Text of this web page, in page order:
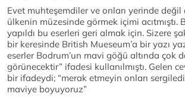
Evet muhteşemdiler ve onları yerinde değil
ülkenin müzesinde görmek içimi acıtmıştı.
yapıldı bu eserleri geri almak için. Sizere
bir keresinde British Mueseum’a bir yazı
eserler Bodrum’un mavi göğü altında çok
görünecektir” ifadesi kullanılmıştı. Gelen
bir ifadeydi; “merak etmeyin onları
maviye boyuyoruz”